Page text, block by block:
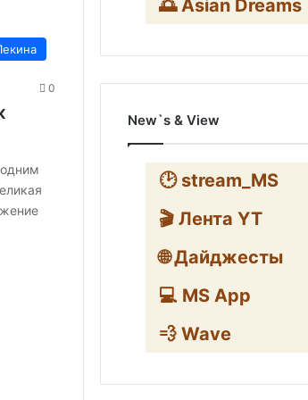
0
🌅 Asian Dreams
New`s & View
🕑 stream_MS
🎬 Лента YT
🌐 Дайджесты
💻 MS App
💨 Wave